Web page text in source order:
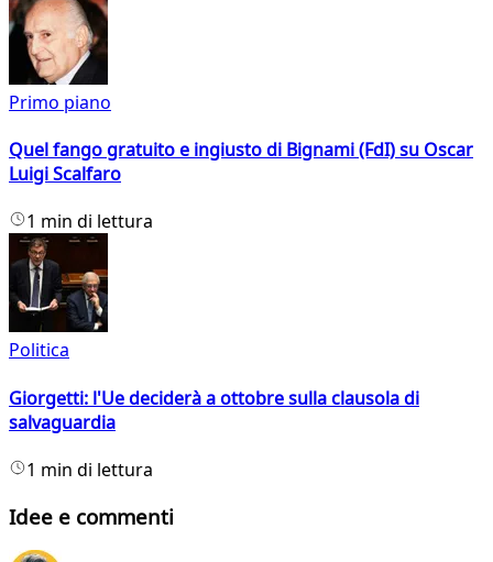
Primo piano
Quel fango gratuito e ingiusto di Bignami (FdI) su Oscar
Luigi Scalfaro
1 min di lettura
Politica
Giorgetti: l'Ue deciderà a ottobre sulla clausola di
salvaguardia
1 min di lettura
Idee e commenti